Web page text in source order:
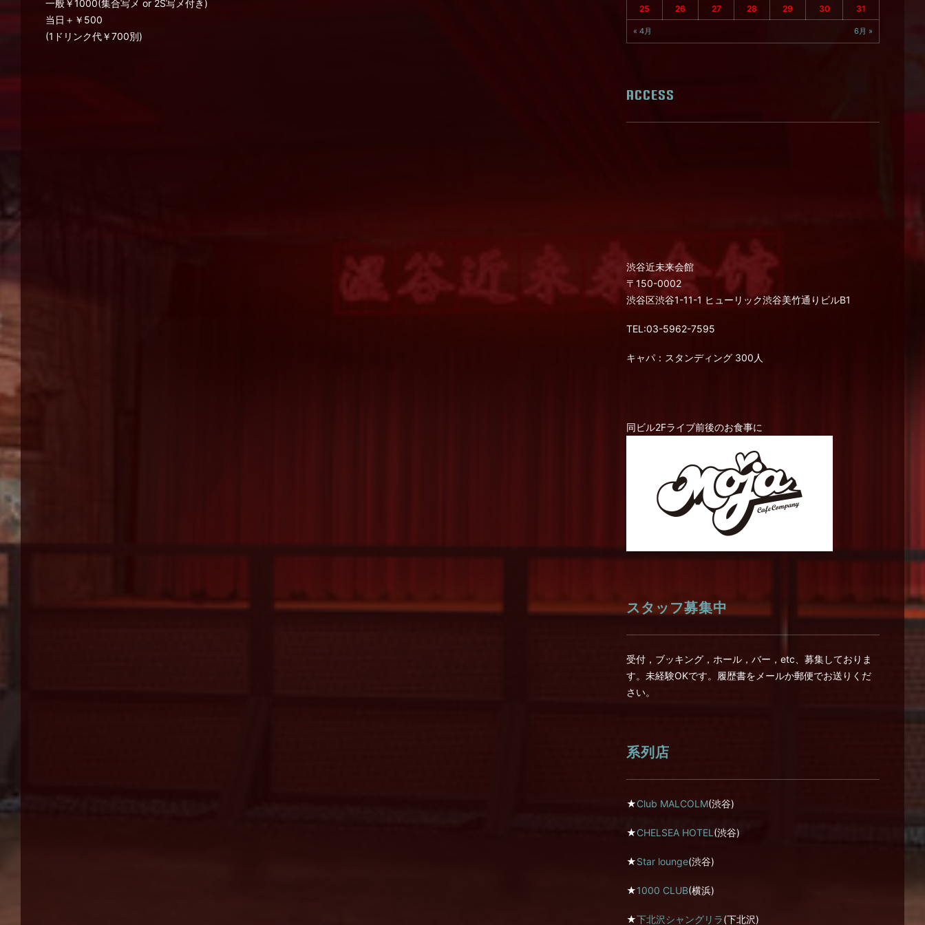
一般￥1000(集合写メ or 2S写メ付き)
当日＋￥500
(1ドリンク代￥700別)
25 26 27 28 29 30 31
« 4月 6月 »
ACCESS
渋谷近未来会館
〒150-0002
渋谷区渋谷1-11-1 ヒューリック渋谷美竹通りビルB1
TEL:03-5962-7595
キャパ：スタンディング 300人
同ビル2Fライブ前後のお食事に
スタッフ募集中
受付，ブッキング，ホール，バー，etc、募集しておりま
す。未経験OKです。履歴書をメールか郵便でお送りくだ
さい。
系列店
★Club MALCOLM(渋谷)
★CHELSEA HOTEL (渋谷)
★Star lounge(渋谷)
★1000 CLUB(横浜)
★下北沢シャングリラ(下北沢)